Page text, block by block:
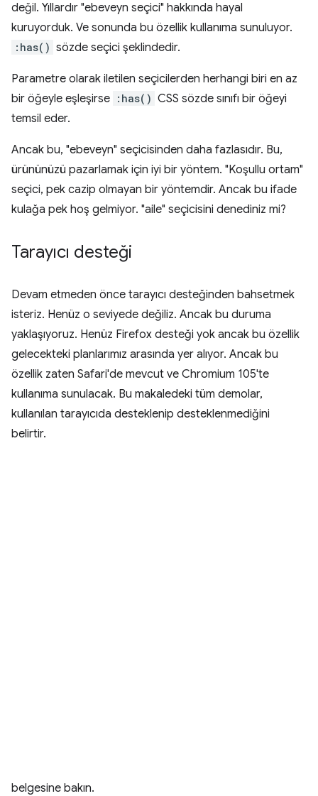
değil. Yıllardır "ebeveyn seçici" hakkında hayal
kuruyorduk. Ve sonunda bu özellik kullanıma sunuluyor.
:has() sözde seçici şeklindedir.
Parametre olarak iletilen seçicilerden herhangi biri en az
bir öğeyle eşleşirse :has() CSS sözde sınıfı bir öğeyi
temsil eder.
Ancak bu, "ebeveyn" seçicisinden daha fazlasıdır. Bu,
ürününüzü pazarlamak için iyi bir yöntem. "Koşullu ortam"
seçici, pek cazip olmayan bir yöntemdir. Ancak bu ifade
kulağa pek hoş gelmiyor. "aile" seçicisini denediniz mi?
Tarayıcı desteği
Devam etmeden önce tarayıcı desteğinden bahsetmek
isteriz. Henüz o seviyede değiliz. Ancak bu duruma
yaklaşıyoruz. Henüz Firefox desteği yok ancak bu özellik
gelecekteki planlarımız arasında yer alıyor. Ancak bu
özellik zaten Safari'de mevcut ve Chromium 105'te
kullanıma sunulacak. Bu makaledeki tüm demolar,
kullanılan tarayıcıda desteklenip desteklenmediğini
belirtir.
belgesine bakın.